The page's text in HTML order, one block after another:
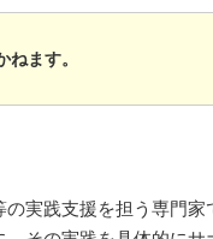
ます。
実践支援を担う専門家